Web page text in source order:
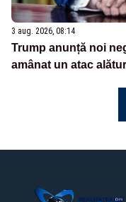
3 aug. 2026, 08:14
Trump anunță noi
amânat un atac